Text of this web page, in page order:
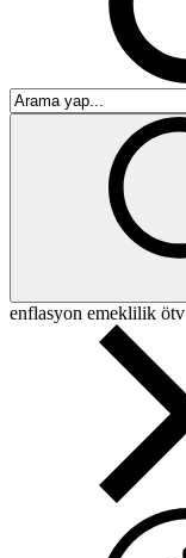
enflasyon emeklilik ötv